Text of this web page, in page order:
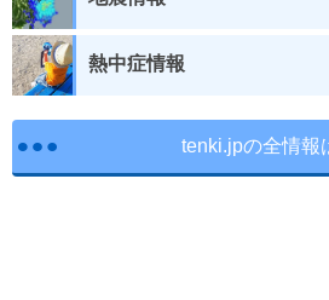
熱中症情報
tenki.jpの全情報